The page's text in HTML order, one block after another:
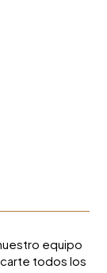
equipo
todos los